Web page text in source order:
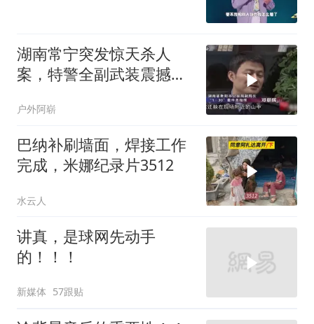
湖南常宁突发惊天杀人
案，特警全副武装震撼全
户外阿崭
巴纳补刷墙面，焊接工作
完成，米娜纪录片3512
水云人
讲真，是球网先动手
的！！！
新媒体 57跟贴